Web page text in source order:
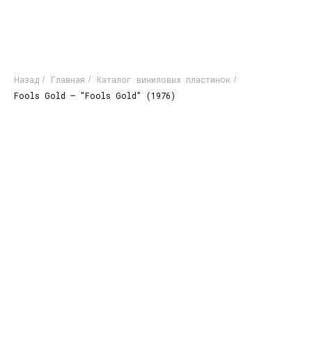
Назад / Главная / Каталог виниловых пластинок /
Fools Gold – "Fools Gold" (1976)